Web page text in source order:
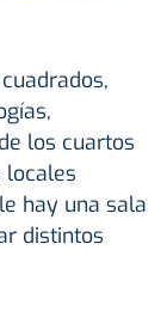
los cuartos
locales
hay una sala
distintos